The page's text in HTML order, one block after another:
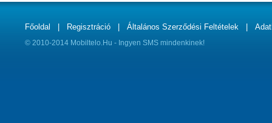
Főoldal Regisztráció Általános Szerződési Feltételek
© 2010-2014 Mobiltelo.Hu - Ingyen SMS mindenkinek!